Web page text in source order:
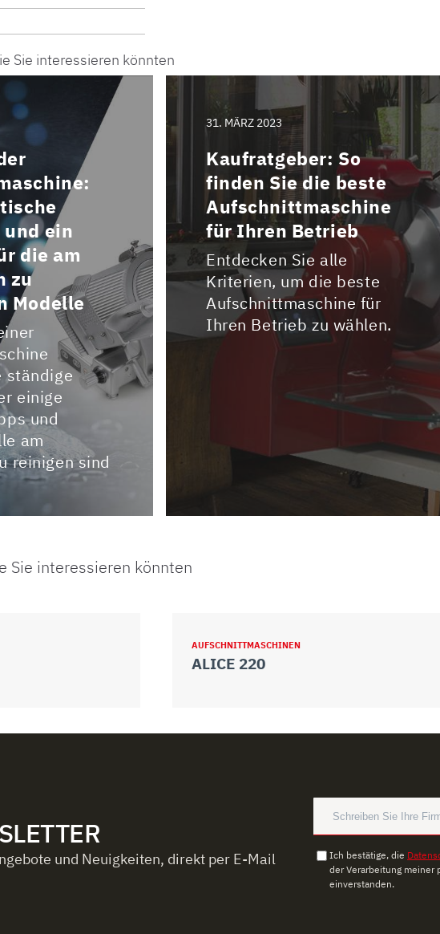
Sie interessieren könnten
ein
die am
zu
Modelle
ständige
einige
und
am
reinigen sind
31. MÄRZ 2023
Kaufratgeber: So
finden Sie die beste
Aufschnittmaschine
für Ihren Betrieb
Entdecken Sie alle
Kriterien, um die beste
Aufschnittmaschine für
Ihren Betrieb zu wählen.
Sie interessieren könnten
AUFSCHNITTMASCHINEN
ALICE 220
und Neuigkeiten, direkt per E-Mail Ich bestätige, die
der Verarbeitung meiner
einverstanden.